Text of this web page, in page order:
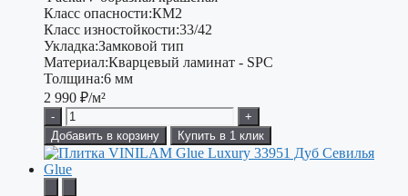
Класс опасности:КМ2
Класс изностойкости:33/42
Укладка:Замковой тип
Материал:Кварцевый ламинат - SPC
Толщина:6 мм
2 990 ₽/м²
-
+
Добавить в корзину
Купить в 1 клик